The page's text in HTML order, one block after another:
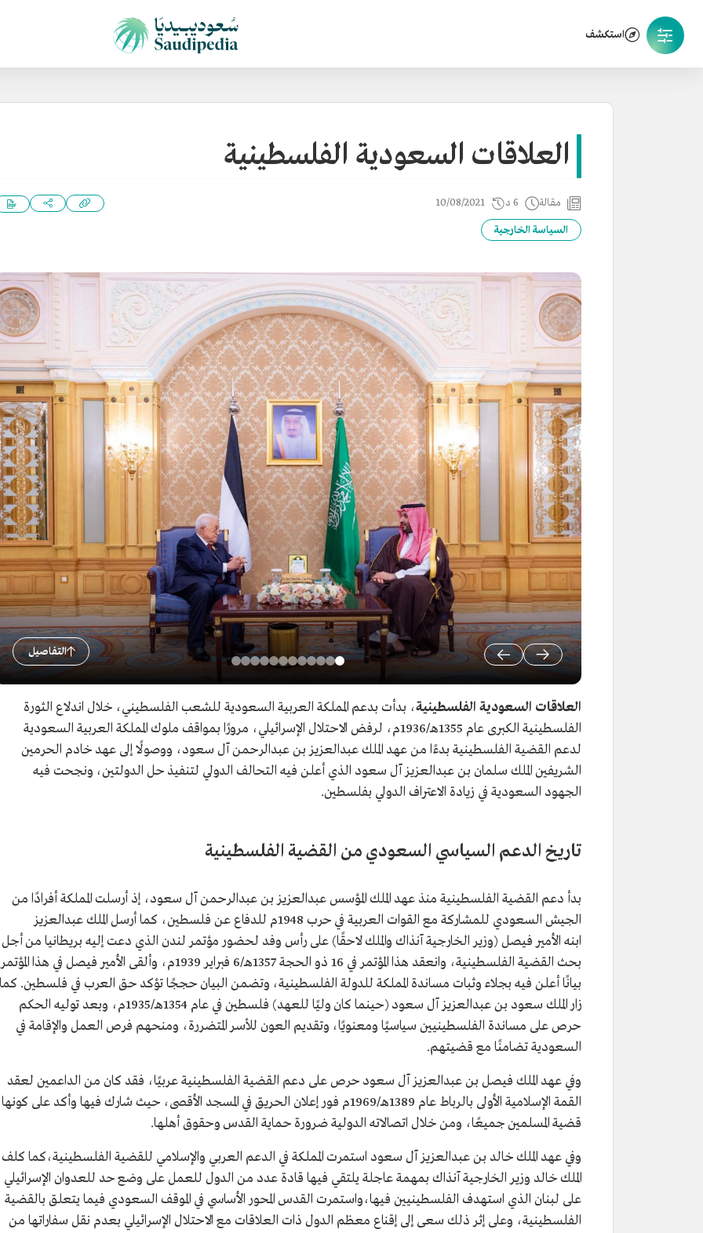
استكشف
العلاقات السعودية الفلسطينية
مقالة 6 د 10/08/2021
السياسة الخارجية
التفاصيل
العلاقات السعودية الفلسطينية، بدأت بدعم المملكة العربية السعودية للشعب الفلسطيني، خلال اندلاع الثورة
الفلسطينية الكبرى عام 1355هـ/1936م، لرفض الاحتلال الإسرائيلي، مرورًا بمواقف ملوك المملكة العربية السعودية
لدعم القضية الفلسطينية بدءًا من عهد الملك عبدالعزيز بن عبدالرحمن آل سعود، ووصولًا إلى عهد خادم الحرمين
الشريفين الملك سلمان بن عبدالعزيز آل سعود الذي أعلن فيه التحالف الدولي لتنفيذ حل الدولتين، ونجحت فيه
الجهود السعودية في زيادة الاعتراف الدولي بفلسطين.
تاريخ الدعم السياسي السعودي من القضية الفلسطينية
بدأ دعم القضية الفلسطينية منذ عهد الملك المؤسس عبدالعزيز بن عبدالرحمن آل سعود، إذ أرسلت المملكة أفرادًا من
الجيش السعودي للمشاركة مع القوات العربية في حرب 1948م للدفاع عن فلسطين، كما أرسل الملك عبدالعزيز
ابنه الأمير فيصل (وزير الخارجية آنذاك والملك لاحقًا) على رأس وفد لحضور مؤتمر لندن الذي دعت إليه بريطانيا من أجل
بحث القضية الفلسطينية، وانعقد هذا المؤتمر في 16 ذو الحجة 1357هـ/6 فبراير 1939م، وألقى الأمير فيصل في هذا المؤتمر
بيانًا أعلن فيه بجلاء وثبات مساندة المملكة للدولة الفلسطينية، وتضمن البيان حججًا تؤكد حق العرب في فلسطين. كما
زار الملك سعود بن عبدالعزيز آل سعود (حينما كان وليًا للعهد) فلسطين في عام 1354هـ/1935م، وبعد توليه الحكم
حرص على مساندة الفلسطينيين سياسيًا ومعنويًا، وتقديم العون للأسر المتضررة، ومنحهم فرص العمل والإقامة في
السعودية تضامنًا مع قضيتهم.
وفي عهد الملك فيصل بن عبدالعزيز آل سعود حرص على دعم القضية الفلسطينية عربيًا، فقد كان من الداعمين لعقد
القمة الإسلامية الأولى بالرباط عام 1389هـ/1969م فور إعلان الحريق في المسجد الأقصى، حيث شارك فيها وأكد على كونها
قضية المسلمين جميعًا، ومن خلال اتصالاته الدولية ضرورة حماية القدس وحقوق أهلها.
وفي عهد الملك خالد بن عبدالعزيز آل سعود استمرت المملكة في الدعم العربي والإسلامي للقضية الفلسطينية،كما كلف
الملك خالد وزير الخارجية آنذاك بمهمة عاجلة يلتقي فيها قادة عدد من الدول للعمل على وضع حد للعدوان الإسرائيلي
على لبنان الذي استهدف الفلسطينيين فيها،واستمرت القدس المحور الأساسي في الموقف السعودي فيما يتعلق بالقضية
الفلسطينية، وعلى إثر ذلك سعى إلى إقناع معظم الدول ذات العلاقات مع الاحتلال الإسرائيلي بعدم نقل سفاراتها من